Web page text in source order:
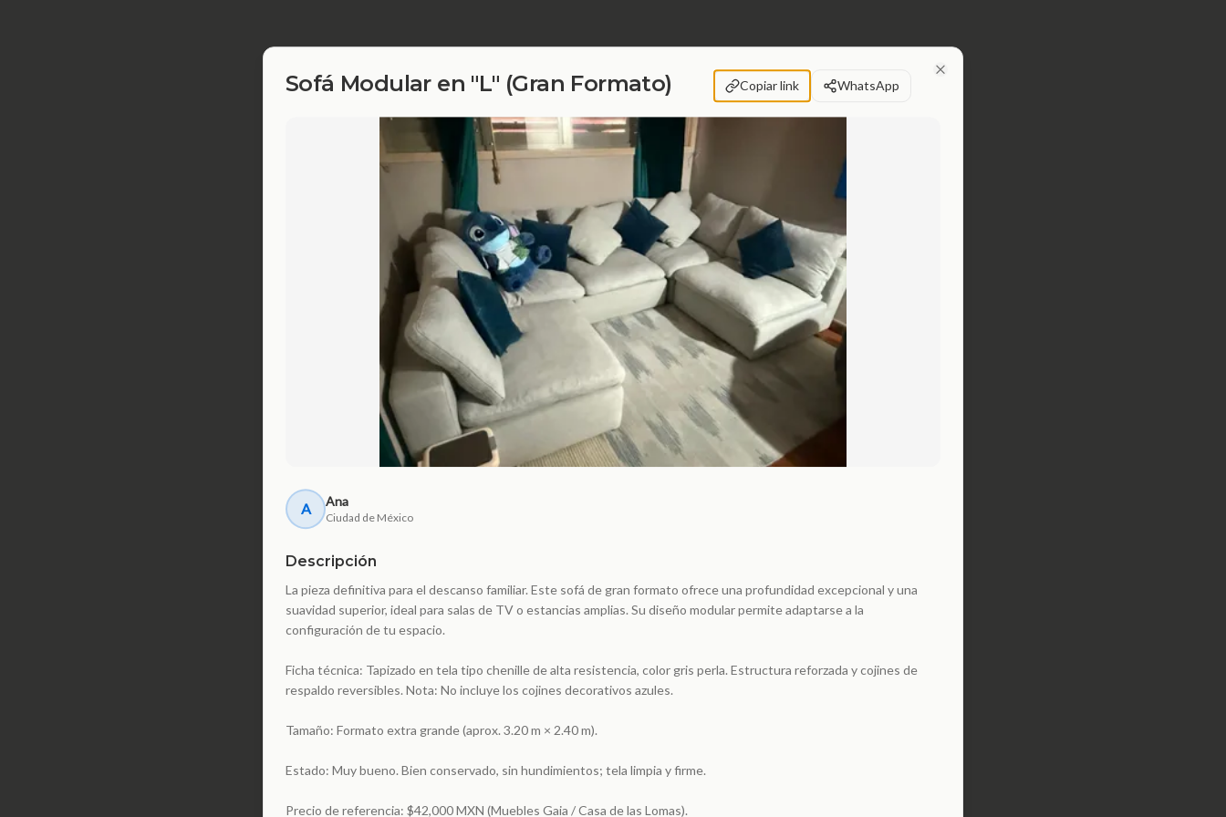
Sofá Modular en "L" (Gran Formato) Copiar link WhatsApp
A Ana
Ciudad de México
Descripción
La pieza definitiva para el descanso familiar. Este sofá de gran formato ofrece una profundidad excepcional y una
suavidad superior, ideal para salas de TV o estancias amplias. Su diseño modular permite adaptarse a la
configuración de tu espacio.
Ficha técnica: Tapizado en tela tipo chenille de alta resistencia, color gris perla. Estructura reforzada y cojines de
respaldo reversibles. Nota: No incluye los cojines decorativos azules.
Tamaño: Formato extra grande (aprox. 3.20 m × 2.40 m).
Estado: Muy bueno. Bien conservado, sin hundimientos; tela limpia y firme.
Precio de referencia: $42,000 MXN (Muebles Gaia / Casa de las Lomas).